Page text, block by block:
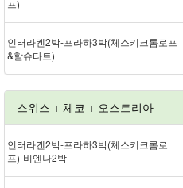
프)
인터라켄 2박 - 프라하 3박(체스키크롬로프
&할슈타트)
스위스 + 체코 + 오스트리아
인터라켄 2박 - 프라하 3박(체스키크롬로
프) - 비엔나 2박